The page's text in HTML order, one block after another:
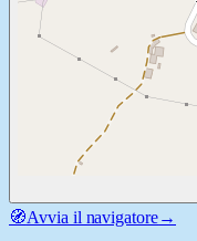
🧭Avvia il navigatore→